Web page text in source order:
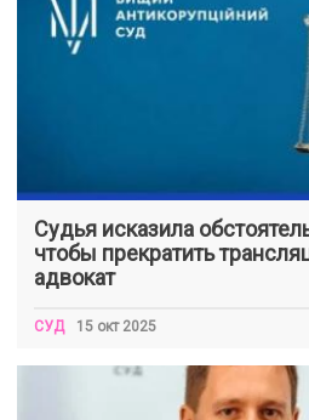
Судья исказила
чтобы прекратить
адвокат
СУД 15 окт 2025